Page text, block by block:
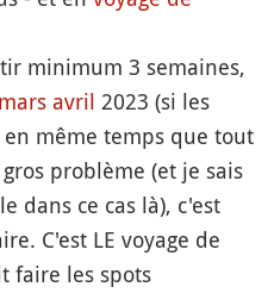
minimum 3 semaines,
mars avril 2023 (si les
même temps que tout
problème (et je sais
dans ce cas là), c'est
C'est LE voyage de
faire les spots